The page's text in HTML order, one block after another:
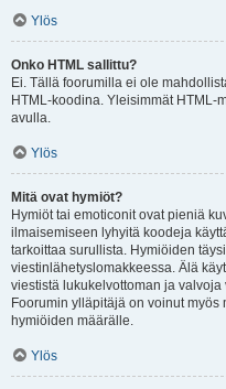
Ylös
Onko HTML sallittu?
Ei. Tällä foorumilla ei ole
HTML-koodina. Yleisimmät HTML-
avulla.
Ylös
Mitä ovat hymiöt?
Hymiöt tai emoticonit ovat pieniä
ilmaisemiseen lyhyitä koodeja
tarkoittaa surullista. Hymiöiden
viestinlähetyslomakkeessa. Älä
viestistä lukukelvottoman ja
Foorumin ylläpitäjä on voinut
hymiöiden määrälle.
Ylös